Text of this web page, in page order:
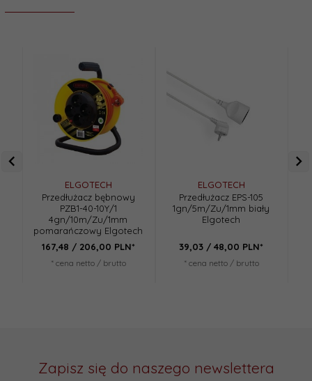
ELGOTECH
Przedłużacz bębnowy
PZB1-40-10Y/1
4gn/10m/Zu/1mm
pomarańczowy Elgotech
167,48 / 206,00 PLN*
* cena netto / brutto
ELGOTECH
Przedłużacz EPS-105
1gn/5m/Zu/1mm biały
Elgotech
39,03 / 48,00 PLN*
* cena netto / brutto
Zapisz się do naszego newslettera